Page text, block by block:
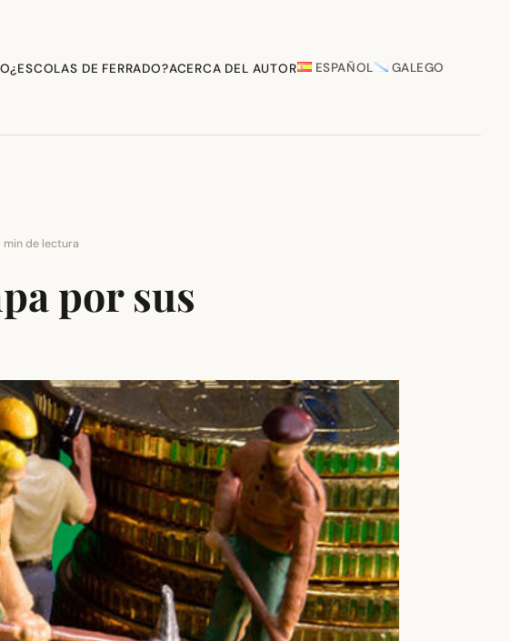
¿ESCOLAS DE FERRADO?ACERCA DEL AUTOR ESPAÑOL GALEGO
min de lectura
por sus